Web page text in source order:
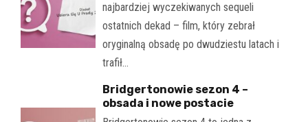
najbardziej wyczekiwanych sequeli
ostatnich dekad – film, który zebrał
oryginalną obsadę po dwudziestu latach i
trafił…
Bridgertonowie sezon 4 –
obsada i nowe postacie